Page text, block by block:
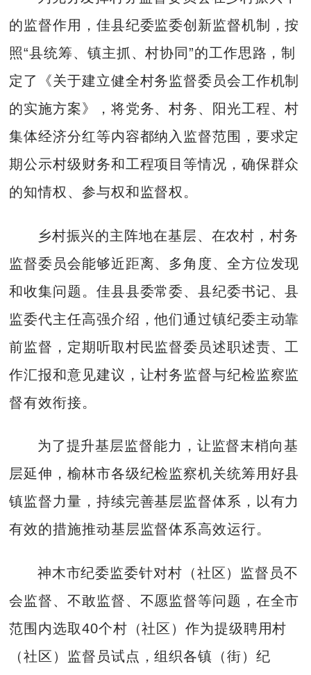
的监督作用，佳县纪委监委创新监督机制，按
照“县统筹、镇主抓、村协同”的工作思路，制
定了《关于建立健全村务监督委员会工作机制
的实施方案》，将党务、村务、阳光工程、村
集体经济分红等内容都纳入监督范围，要求定
期公示村级财务和工程项目等情况，确保群众
的知情权、参与权和监督权。
乡村振兴的主阵地在基层、在农村，村务
监督委员会能够近距离、多角度、全方位发现
和收集问题。佳县县委常委、县纪委书记、县
监委代主任高强介绍，他们通过镇纪委主动靠
前监督，定期听取村民监督委员述职述责、工
作汇报和意见建议，让村务监督与纪检监察监
督有效衔接。
为了提升基层监督能力，让监督末梢向基
层延伸，榆林市各级纪检监察机关统筹用好县
镇监督力量，持续完善基层监督体系，以有力
有效的措施推动基层监督体系高效运行。
神木市纪委监委针对村（社区）监督员不
会监督、不敢监督、不愿监督等问题，在全市
范围内选取40个村（社区）作为提级聘用村
（社区）监督员试点，组织各镇（街）纪